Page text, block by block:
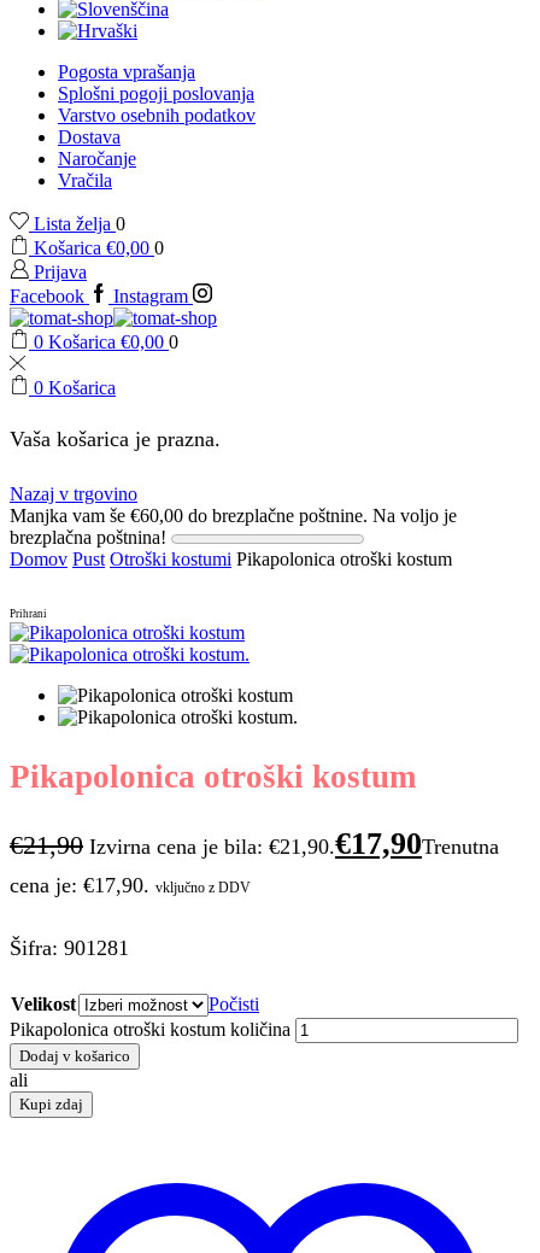
Pogosta vprašanja
Splošni pogoji poslovanja
Varstvo osebnih podatkov
Dostava
Naročanje
Vračila
Lista želja 0
Košarica €0,00 0
Prijava
Facebook
Instagram
0 Košarica €0,00 0
0 Košarica
Vaša košarica je prazna.
Nazaj v trgovino
Manjka vam še €60,00 do brezplačne poštnine. Na voljo je
brezplačna poštnina!
Domov Pust Otroški kostumi Pikapolonica otroški kostum
Prihrani
Pikapolonica otroški kostum
€21,90 Izvirna cena je bila: €21,90.€17,90Trenutna
cena je: €17,90. vključno z DDV
Šifra: 901281
Velikost
Počisti
Pikapolonica otroški kostum količina
Dodaj v košarico
ali
Kupi zdaj